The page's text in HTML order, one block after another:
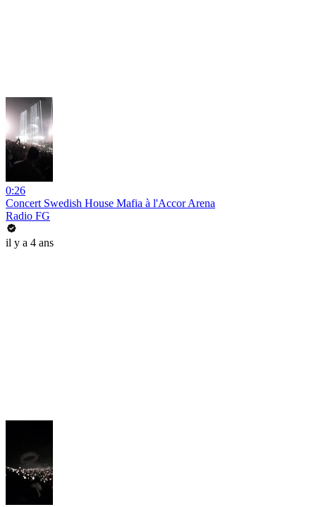
0:26
Concert Swedish House Mafia à l'Accor Arena
Radio FG
il y a 4 ans